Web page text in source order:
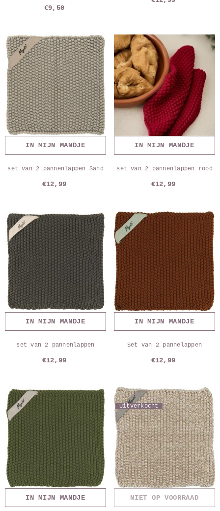
€9,50
IN MIJN MANDJE
set van 2 pannenlappen Sand
€12,99
IN MIJN MANDJE
set van 2 pannenlappen rood
€12,99
IN MIJN MANDJE
set van 2 pannenlappen
€12,99
IN MIJN MANDJE
Set van 2 pannelappen
€12,99
IN MIJN MANDJE
Uitverkocht
NIET OP VOORRAAD